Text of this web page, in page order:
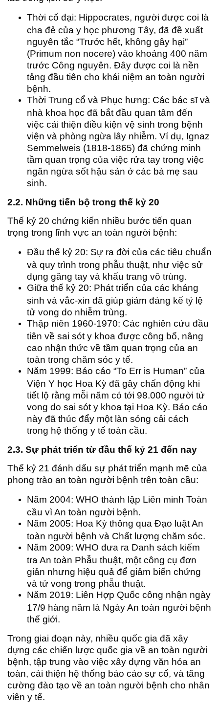
Thời cổ đại: Hippocrates, người được coi là
cha đẻ của y học phương Tây, đã đề xuất
nguyên tắc “Trước hết, không gây hại”
(Primum non nocere) vào khoảng 400 năm
trước Công nguyên. Đây được coi là nền
tảng đầu tiên cho khái niệm an toàn người
bệnh.
Thời Trung cổ và Phục hưng: Các bác sĩ và
nhà khoa học đã bắt đầu quan tâm đến
việc cải thiện điều kiện vệ sinh trong bệnh
viện và phòng ngừa lây nhiễm. Ví dụ, Ignaz
Semmelweis (1818-1865) đã chứng minh
tầm quan trọng của việc rửa tay trong việc
ngăn ngừa sốt hậu sản ở các bà mẹ sau
sinh.
2.2. Những tiến bộ trong thế kỷ 20
Thế kỷ 20 chứng kiến nhiều bước tiến quan
trọng trong lĩnh vực an toàn người bệnh:
Đầu thế kỷ 20: Sự ra đời của các tiêu chuẩn
và quy trình trong phẫu thuật, như việc sử
dụng găng tay và khẩu trang vô trùng.
Giữa thế kỷ 20: Phát triển của các kháng
sinh và vắc-xin đã giúp giảm đáng kể tỷ lệ
tử vong do nhiễm trùng.
Thập niên 1960-1970: Các nghiên cứu đầu
tiên về sai sót y khoa được công bố, nâng
cao nhận thức về tầm quan trọng của an
toàn trong chăm sóc y tế.
Năm 1999: Báo cáo “To Err is Human” của
Viện Y học Hoa Kỳ đã gây chấn động khi
tiết lộ rằng mỗi năm có tới 98.000 người tử
vong do sai sót y khoa tại Hoa Kỳ. Báo cáo
này đã thúc đẩy một làn sóng cải cách
trong hệ thống y tế toàn cầu.
2.3. Sự phát triển từ đầu thế kỷ 21 đến nay
Thế kỷ 21 đánh dấu sự phát triển mạnh mẽ của
phong trào an toàn người bệnh trên toàn cầu:
Năm 2004: WHO thành lập Liên minh Toàn
cầu vì An toàn người bệnh.
Năm 2005: Hoa Kỳ thông qua Đạo luật An
toàn người bệnh và Chất lượng chăm sóc.
Năm 2009: WHO đưa ra Danh sách kiểm
tra An toàn Phẫu thuật, một công cụ đơn
giản nhưng hiệu quả để giảm biến chứng
và tử vong trong phẫu thuật.
Năm 2019: Liên Hợp Quốc công nhận ngày
17/9 hàng năm là Ngày An toàn người bệnh
thế giới.
Trong giai đoạn này, nhiều quốc gia đã xây
dựng các chiến lược quốc gia về an toàn người
bệnh, tập trung vào việc xây dựng văn hóa an
toàn, cải thiện hệ thống báo cáo sự cố, và tăng
cường đào tạo về an toàn người bệnh cho nhân
viên y tế.